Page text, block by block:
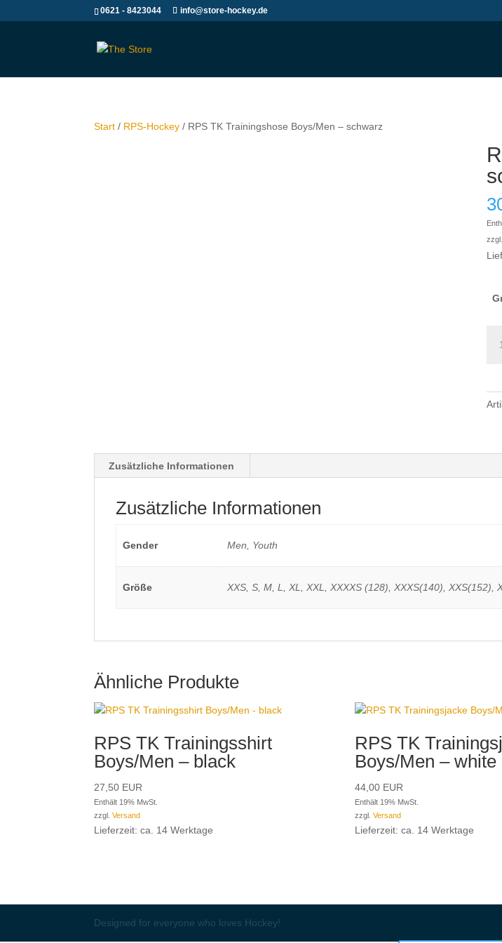
0621 - 8423044 info@store-hockey.de
Start / RPS-Hockey / RPS TK Trainingshose Boys/Men – schwarz
zzgl.
Zusätzliche Informationen
Zusätzliche Informationen
Gender Men, Youth
Größe XXS, S, M, L, XL, XXL, XXXXS (128), XXXS(140), XXS(152),
Ähnliche Produkte
RPS TK Trainingsshirt
Boys/Men – black
27,50 EUR
Enthält 19% MwSt.
zzgl.Versand
Lieferzeit: ca. 14 Werktage
RPS TK
Boys/Men – white
44,00EUR
Enthält 19% MwSt.
zzgl. Versand
Lieferzeit: ca. 14 Werktage
Designed for everyone who loves Hockey!